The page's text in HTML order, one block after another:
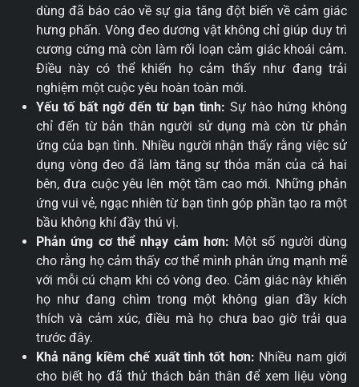
dùng đã báo cáo về sự gia tăng đột biến về cảm giác
hưng phấn. Vòng đeo dương vật không chỉ giúp duy trì
cương cứng mà còn làm rối loạn cảm giác khoái cảm.
Điều này có thể khiến họ cảm thấy như đang trải
nghiệm một cuộc yêu hoàn toàn mới.
Yếu tố bất ngờ đến từ bạn tình: Sự hào hứng không
chỉ đến từ bản thân người sử dụng mà còn từ phản
ứng của bạn tình. Nhiều người nhận thấy rằng việc sử
dụng vòng đeo đã làm tăng sự thỏa mãn của cả hai
bên, đưa cuộc yêu lên một tầm cao mới. Những phản
ứng vui vẻ, ngạc nhiên từ bạn tình góp phần tạo ra một
bầu không khí đầy thú vị.
Phản ứng cơ thể nhạy cảm hơn: Một số người dùng
cho rằng họ cảm thấy cơ thể mình phản ứng mạnh mẽ
với mỗi cú chạm khi có vòng đeo. Cảm giác này khiến
họ như đang chìm trong một không gian đầy kích
thích và cảm xúc, điều mà họ chưa bao giờ trải qua
trước đây.
Khả năng kiềm chế xuất tinh tốt hơn: Nhiều nam giới
cho biết họ đã thử thách bản thân để xem liệu vòng